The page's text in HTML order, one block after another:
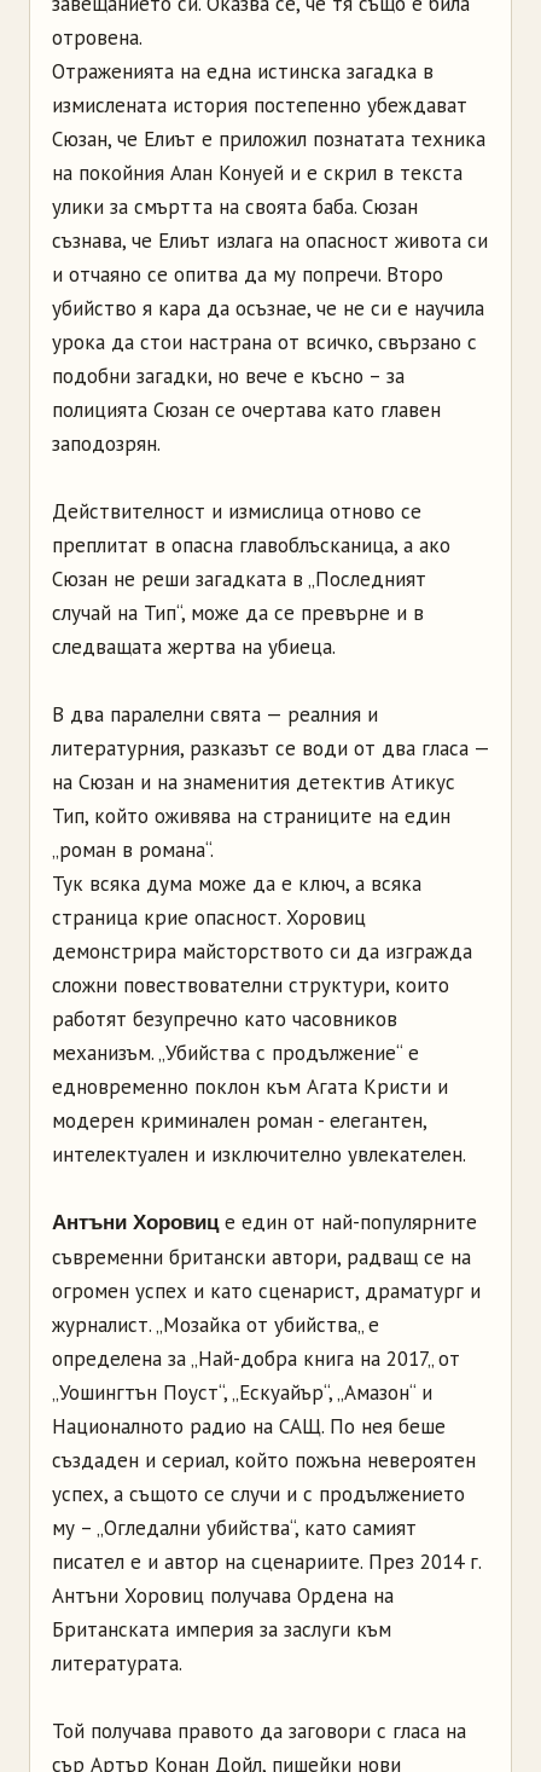
отровена.
Отраженията на една истинска загадка в
измислената история постепенно убеждават
Сюзан, че Елиът е приложил познатата техника
на покойния Алан Конуей и е скрил в текста
улики за смъртта на своята баба. Сюзан
съзнава, че Елиът излага на опасност живота си
и отчаяно се опитва да му попречи. Второ
убийство я кара да осъзнае, че не си е научила
урока да стои настрана от всичко, свързано с
подобни загадки, но вече е късно – за
полицията Сюзан се очертава като главен
заподозрян.
Действителност и измислица отново се
преплитат в опасна главоблъсканица, а ако
Сюзан не реши загадката в „Последният
случай на Тип“, може да се превърне и в
следващата жертва на убиеца.
В два паралелни свята — реалния и
литературния, разказът се води от два гласа —
на Сюзан и на знаменития детектив Атикус
Тип, който оживява на страниците на един
„роман в романа“.
Тук всяка дума може да е ключ, а всяка
страница крие опасност. Хоровиц
демонстрира майсторството си да изгражда
сложни повествователни структури, които
работят безупречно като часовников
механизъм. „Убийства с продължение“ е
едновременно поклон към Агата Кристи и
модерен криминален роман - елегантен,
интелектуален и изключително увлекателен.
Антъни Хоровиц е един от най-популярните
съвременни британски автори, радващ се на
огромен успех и като сценарист, драматург и
журналист. „Мозайка от убийства„ е
определена за „Най-добра книга на 2017„ от
„Уошингтън Поуст“, „Ескуайър“, „Амазон“ и
Националното радио на САЩ. По нея беше
създаден и сериал, който пожъна невероятен
успех, а същото се случи и с продължението
му – „Огледални убийства“, като самият
писател е и автор на сценариите. През 2014 г.
Антъни Хоровиц получава Ордена на
Британската империя за заслуги към
литературата.
Той получава правото да заговори с гласа на
сър Артър Конан Дойл, пишейки нови